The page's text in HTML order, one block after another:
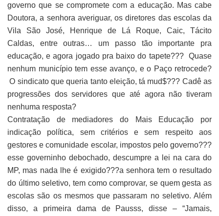
governo que se compromete com a educação. Mas cabe
Doutora, a senhora averiguar, os diretores das escolas da
Vila São José, Henrique de Lá Roque, Caic, Tácito
Caldas, entre outras… um passo tão importante pra
educação, e agora jogado pra baixo do tapete??? Quase
nenhum município tem esse avanço, e o Paço retrocede?
O sindicato que queria tanto eleição, tá mud$??? Cadê as
progressões dos servidores que até agora não tiveram
nenhuma resposta?
Contratação de mediadores do Mais Educação por
indicação política, sem critérios e sem respeito aos
gestores e comunidade escolar, impostos pelo governo???
esse governinho debochado, descumpre a lei na cara do
MP, mas nada lhe é exigido???a senhora tem o resultado
do último seletivo, tem como comprovar, se quem gesta as
escolas são os mesmos que passaram no seletivo. Além
disso, a primeira dama de Pausss, disse – “Jamais,